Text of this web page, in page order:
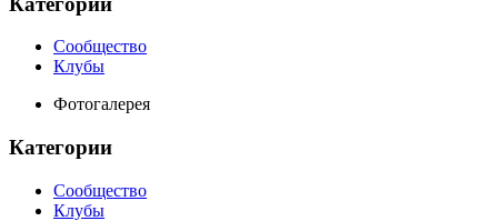
Сообщество
Клубы
Фотогалерея
Категории
Сообщество
Клубы